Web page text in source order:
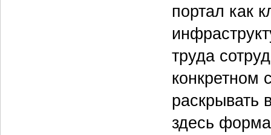
портал как
труда
конкретном
раскрывать
здесь